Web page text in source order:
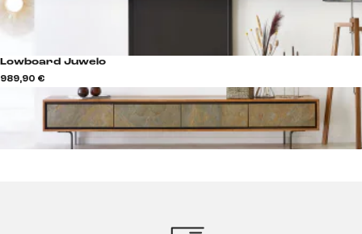
Lowboard Juwelo
989,90 €